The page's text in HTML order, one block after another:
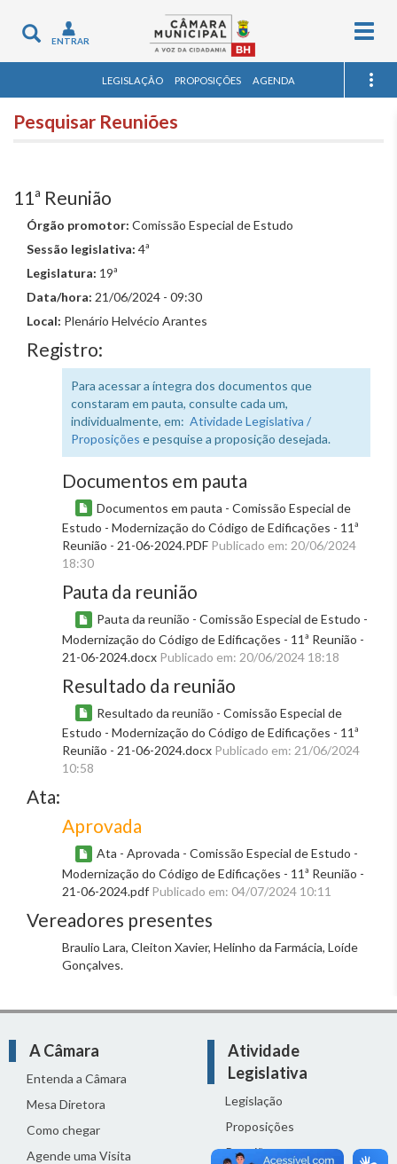
Toggle
navigation
ENTRAR
LEGISLAÇÃO PROPOSIÇÕES AGENDA
Pesquisar Reuniões
11ª Reunião
Órgão promotor: Comissão Especial de Estudo
Sessão legislativa: 4ª
Legislatura: 19ª
Data/hora: 21/06/2024 - 09:30
Local: Plenário Helvécio Arantes
Registro:
Para acessar a íntegra dos documentos que
constaram em pauta, consulte cada um,
individualmente, em: Atividade Legislativa /
Proposições e pesquise a proposição desejada.
Documentos em pauta
Documentos em pauta - Comissão Especial de
Estudo - Modernização do Código de Edificações - 11ª
Reunião - 21-06-2024.PDF Publicado em: 20/06/2024
18:30
Pauta da reunião
Pauta da reunião - Comissão Especial de Estudo -
Modernização do Código de Edificações - 11ª Reunião -
21-06-2024.docx Publicado em: 20/06/2024 18:18
Resultado da reunião
Resultado da reunião - Comissão Especial de
Estudo - Modernização do Código de Edificações - 11ª
Reunião - 21-06-2024.docx Publicado em: 21/06/2024
10:58
Ata:
Aprovada
Ata - Aprovada - Comissão Especial de Estudo -
Modernização do Código de Edificações - 11ª Reunião -
21-06-2024.pdf Publicado em: 04/07/2024 10:11
Vereadores presentes
Braulio Lara, Cleiton Xavier, Helinho da Farmácia, Loíde
Gonçalves.
A Câmara
Entenda a Câmara
Mesa Diretora
Como chegar
Agende uma Visita
Atividade
Legislativa
Legislação
Proposições
Reuniões